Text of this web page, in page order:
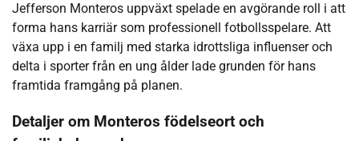
Jefferson Monteros uppväxt spelade en avgörande roll i att
forma hans karriär som professionell fotbollsspelare. Att
växa upp i en familj med starka idrottsliga influenser och
delta i sporter från en ung ålder lade grunden för hans
framtida framgång på planen.
Detaljer om Monteros födelseort och